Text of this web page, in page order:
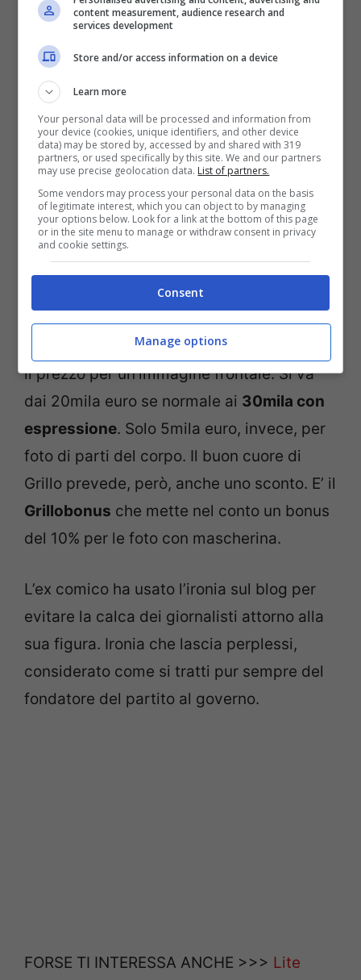
Beppe Grillo (Getty Images)
anche per quanto riguarda
lefoto. Servono10mila europer una di
e 15mila per l’intero; aumenta
il prezzo per un’immagine frontale. Si va
dai 20mila euro se normale ai 30mila con
espressione. Solo 5mila euro, invece, per
foto di parti del corpo. Il buon cuore di
Grillo prevede, però, anche uno sconto. E’ il
Grillobonus che mette nel conto un bonus
del 10% per le foto con mascherina.
L’ex comico ha usato l’ironia sul blog per
evitare la calca dei giornalisti attorno alla
sua figura. Ironia che lascia perplessi,
considerato come si tratti pur sempre del
fondatore del partito al governo.
FORSE TI INTERESSA ANCHE >>> Lite
content measurement, audience research and
services development
Store and/or access information on a device
Learn more
Your personal data will be processed and information from
your device (cookies, unique identifiers, and other device
data) may be stored by, accessed by and shared with 319
partners, or used specifically by this site. We and our partners
may use precise geolocation data. List of partners.
Some vendors may process your personal data on the basis
of legitimate interest, which you can object to by managing
your options below. Look for a link at the bottom of this page
or in the site menu to manage or withdraw consent in privacy
and cookie settings.
Consent
Manage options